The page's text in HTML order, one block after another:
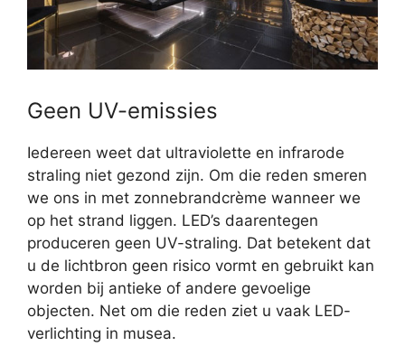
Geen UV-emissies
Iedereen weet dat ultraviolette en infrarode
straling niet gezond zijn. Om die reden smeren
we ons in met zonnebrandcrème wanneer we
op het strand liggen. LED’s daarentegen
produceren geen UV-straling. Dat betekent dat
u de lichtbron geen risico vormt en gebruikt kan
worden bij antieke of andere gevoelige
objecten. Net om die reden ziet u vaak LED-
verlichting in musea.